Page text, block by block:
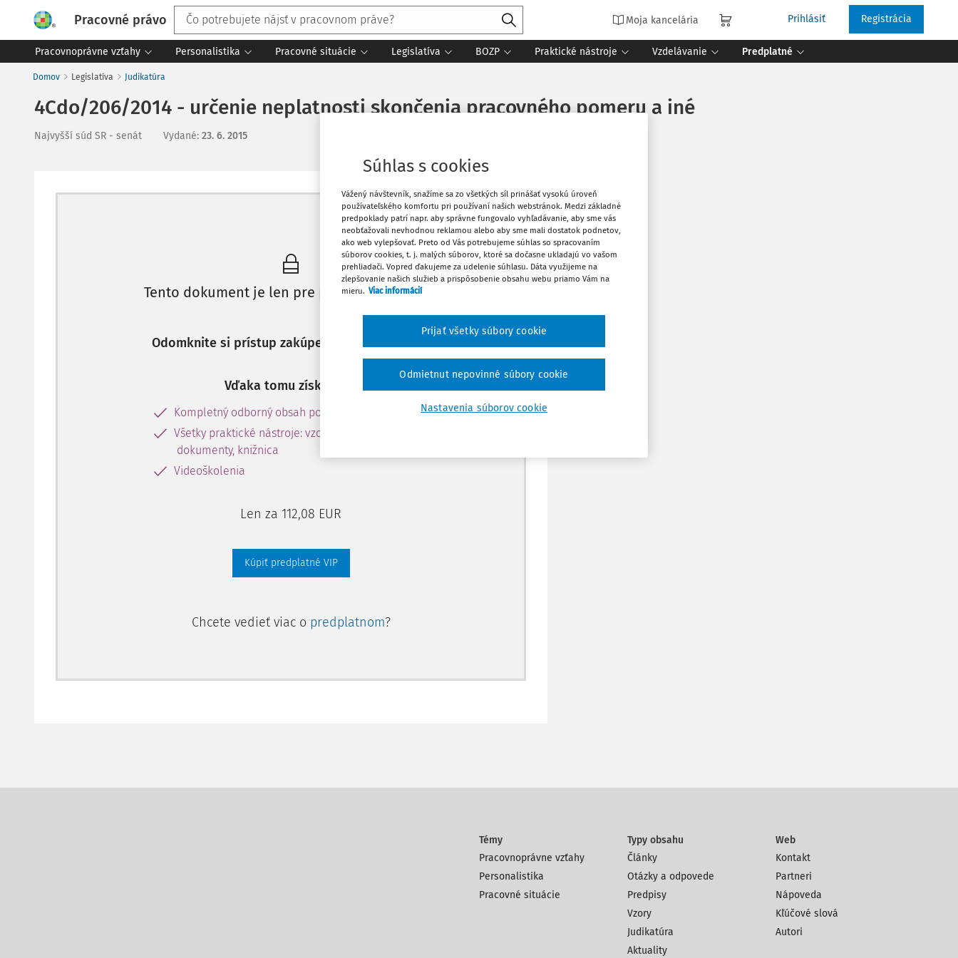
Pracovné právo Moja kancelária Prihlásiť Registrácia
Pracovnoprávne vzťahy Personalistika Pracovné situácie Legislatíva BOZP Praktické nástroje Vzdelávanie Predplatné
Domov Legislatíva Judikatúra
4Cdo/206/2014 - určenie neplatnosti skončenia pracovného pomeru a iné
Najvyšší súd SR - senát Vydané: 23. 6. 2015
Máte predplatné? Prihláste sa
Tento dokument je len pre predplatiteľov VIP.
Odomknite si prístup zakúpením predplatného.
Vďaka tomu získate aj:
Kompletný odborný obsah portálu
Všetky praktické nástroje: vzory, smart
dokumenty, knižnica
Videoškolenia
Len za 112,08 EUR
Kúpiť predplatné VIP
Chcete vedieť viac o predplatnom?
Vytlačiť
Obľúbené
Zdieľať
Témy
Pracovnoprávne vzťahy
Personalistika
Pracovné situácie
Typy obsahu
Články
Otázky a odpovede
Predpisy
Vzory
Judikatúra
Aktuality
Web
Kontakt
Partneri
Nápoveda
Kľúčové slová
Autori
Súhlas s cookies
Vážený návštevník, snažíme sa zo všetkých síl prinášať vysokú úroveň
používateľského komfortu pri používaní našich webstránok. Medzi základné
predpoklady patrí napr. aby správne fungovalo vyhľadávanie, aby sme vás
neobťažovali nevhodnou reklamou alebo aby sme mali dostatok podnetov,
ako web vylepšovať. Preto od Vás potrebujeme súhlas so spracovaním
súborov cookies, t. j. malých súborov, ktoré sa dočasne ukladajú vo vašom
prehliadači. Vopred ďakujeme za udelenie súhlasu. Dáta využijeme na
zlepšovanie našich služieb a prispôsobenie obsahu webu priamo Vám na
mieru. Viac informácií
Nastavenia súborov cookie
Odmietnut nepovinné súbory cookie
Prijať všetky súbory cookie